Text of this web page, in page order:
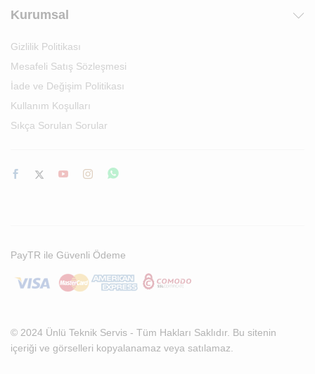
Kurumsal
Gizlilik Politikası
Mesafeli Satış Sözleşmesi
İade ve Değişim Politikası
Kullanım Koşulları
Sıkça Sorulan Sorular
© 2024 Ünlü Teknik Servis - Tüm Hakları Saklıdır. Bu sitenin
içeriği ve görselleri kopyalanamaz veya satılamaz.
PayTR ile Güvenli Ödeme